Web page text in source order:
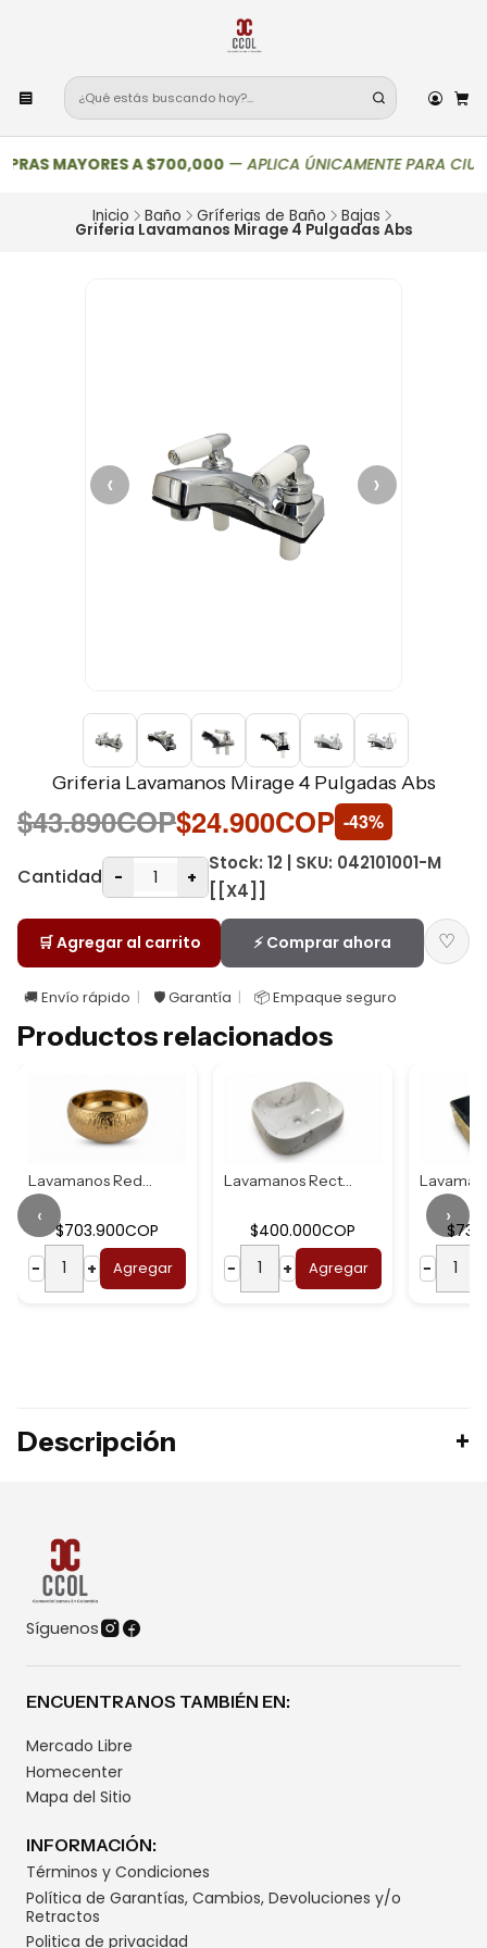
MAYORES A $700,000— APLICA ÚNICAMENTE PARA
Inicio Baño Gríferias de Baño Bajas
Griferia Lavamanos Mirage 4 Pulgadas Abs
‹ ›
Griferia Lavamanos Mirage 4 Pulgadas Abs
$43.890COP$24.900COP -43%
Cantidad - +
Stock: 12 | SKU: 042101001-M
[[X4]]
🛒 Agregar al carrito ⚡ Comprar ahora ♡
🚚 Envío rápido 🛡️ Garantía 📦 Empaque seguro
Productos relacionados
$703.900COP
−
+ Agregar
$400.000COP
−
+ Agregar
−
‹ ›
Descripción
Síguenos
ENCUENTRANOS TAMBIÉN EN:
Mercado Libre
Homecenter
Mapa del Sitio
INFORMACIÓN:
Términos y Condiciones
Política de Garantías, Cambios, Devoluciones y/o
Retractos
Politica de privacidad